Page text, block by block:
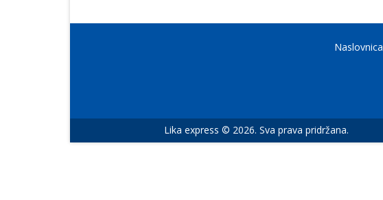
Naslovnica
Lika express © 2026. Sva prava pridržana.